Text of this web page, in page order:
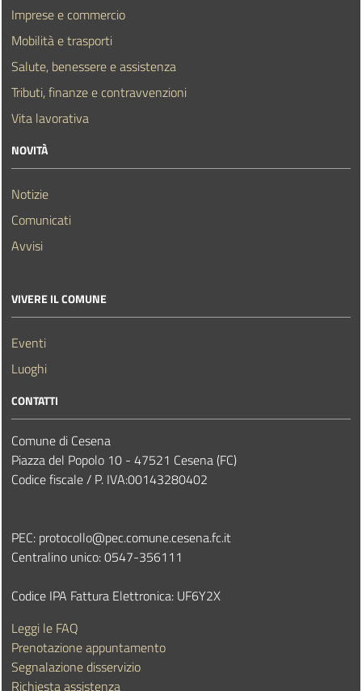
Imprese e commercio
Mobilità e trasporti
Salute, benessere e assistenza
Tributi, finanze e contravvenzioni
Vita lavorativa
NOVITÀ
Notizie
Comunicati
Avvisi
VIVERE IL COMUNE
Eventi
Luoghi
CONTATTI
Comune di Cesena
Piazza del Popolo 10 - 47521 Cesena (FC)
Codice fiscale / P. IVA:00143280402
PEC: protocollo@pec.comune.cesena.fc.it
Centralino unico: 0547-356111
Codice IPA Fattura Elettronica: UF6Y2X
Leggi le FAQ
Prenotazione appuntamento
Segnalazione disservizio
Richiesta assistenza